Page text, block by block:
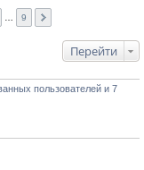
9
Перейти
пользователей и 7